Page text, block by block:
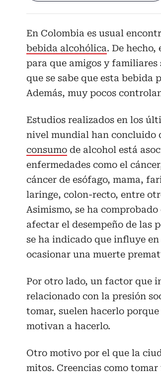
En Colombia es usual
bebida alcohólica. De hecho,
para que amigos y familiares
que se sabe que esta bebida
Además, muy pocos
Estudios realizados en los
nivel mundial han concluido
consumo de alcohol está
enfermedades como el
cáncer de esófago, mama,
laringe, colon-recto, entre
Asimismo, se ha
afectar el desempeño de las
se ha indicado que influye en
ocasionar una muerte
Por otro lado, un factor que
relacionado con la presión
tomar, suelen hacerlo
motivan a hacerlo.
Otro motivo por el que la
mitos. Creencias como